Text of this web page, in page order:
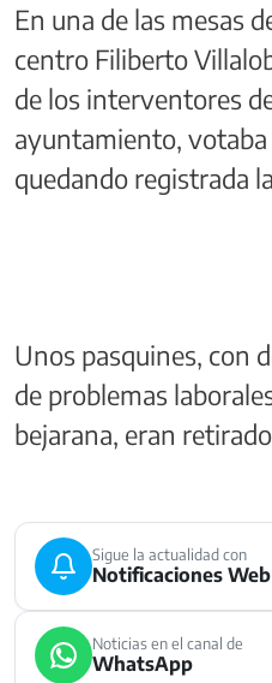
En una de las mesas
centro Filiberto
de los interventores
ayuntamiento, votaba
quedando registrada
Unos pasquines, con
de problemas
bejarana, eran
Sigue la actualidad con
Notificaciones Web
Noticias en el canal de
WhatsApp